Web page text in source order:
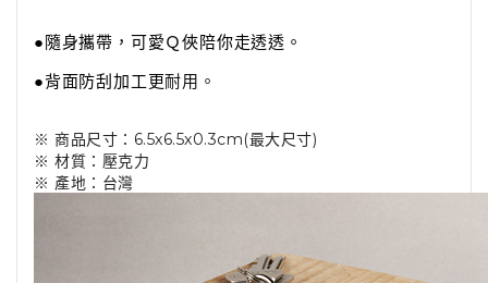
●隨身攜帶，可愛Ｑ俠陪你走透透。
●背面防刮加工更耐用。
※ 商品尺寸：6.5x6.5x0.3cm(最大尺寸)
※ 材質：壓克力
※ 產地：台灣